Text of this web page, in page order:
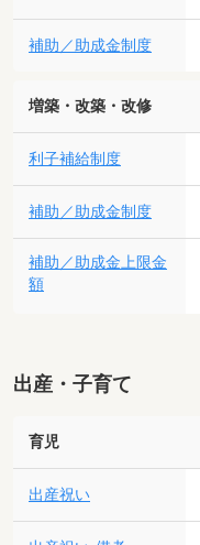
補助／助成金制度
増築・改築・改修
利子補給制度
補助／助成金制度
補助／助成金上限金
額
出産・子育て
育児
出産祝い